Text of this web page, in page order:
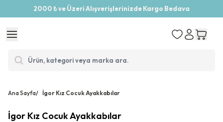
2000 ₺ ve Üzeri Alışverişlerinizde Kargo Bedava
Ana Sayfa/ İgor Kız Cocuk Ayakkabılar
İgor Kız Cocuk Ayakkabılar